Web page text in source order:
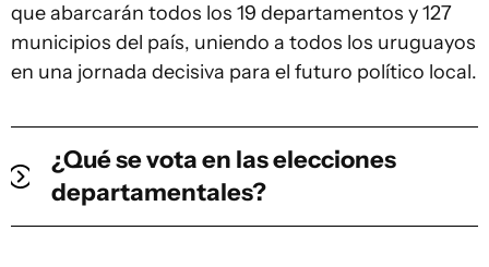
que abarcarán todos los 19 departamentos y 127
municipios del país, uniendo a todos los uruguayos
en una jornada decisiva para el futuro político local.
¿Qué se vota en las elecciones
departamentales?